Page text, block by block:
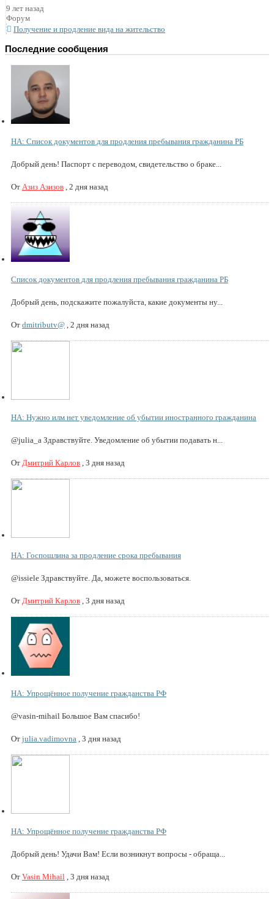
9 лет назад
Форум
Получение и продление вида на жительство
Последние сообщения
НА: Список документов для продления пребывания гражданина РБ
Добрый день! Паспорт с переводом, свидетельство о браке...
От Азиз Азизов 2 дня назад
Список документов для продления пребывания гражданина РБ
Добрый день, подскажите пожалуйста, какие документы ну...
От dmitributv@ 2 дня назад
НА: Нужно илм нет уведомление об убытии иностранного гражданина
@julia_a Здравствуйте. Уведомление об убытии подавать н...
От Дмитрий Карлов 3 дня назад
НА: Госпошлина за продление срока пребывания
@issiele Здравствуйте. Да, можете воспользоваться.
От Дмитрий Карлов 3 дня назад
НА: Упрощённое получение гражданства РФ
@vasin-mihail Большое Вам спасибо!
От julia.vadimovna 3 дня назад
НА: Упрощённое получение гражданства РФ
Добрый день! Удачи Вам! Если возникнут вопросы - обраща...
От Vasin Mihail 3 дня назад